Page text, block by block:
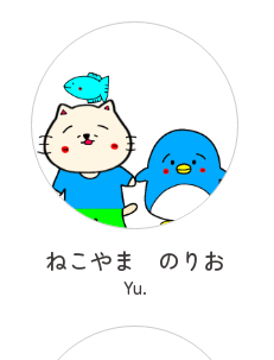
ねこやま のりお
Yu.